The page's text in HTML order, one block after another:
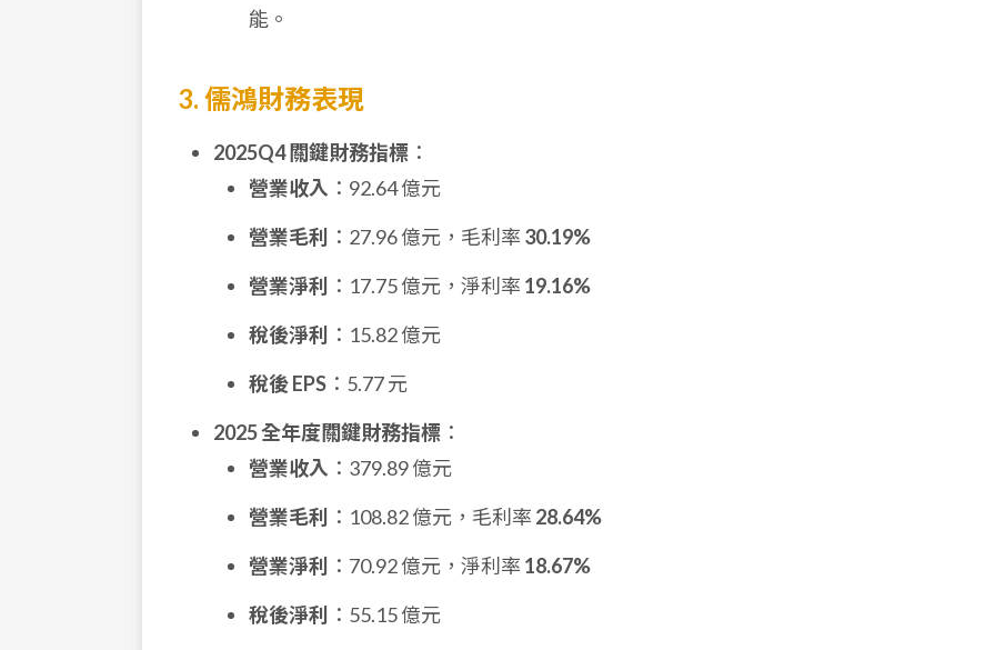
能。
3. 儒鴻財務表現
2025Q4 關鍵財務指標 ：
營業收入 ：92.64 億元
營業毛利
：27.96 億元，毛利率 30.19%
營業淨利
：17.75 億元，淨利率 19.16%
稅後淨利
：15.82 億元
稅後 EPS ：5.77 元
2025 全年度關鍵財務指標 ：
營業收入 ：379.89 億元
營業毛利
：108.82 億元，毛利率 28.64%
營業淨利
：70.92 億元，淨利率 18.67%
稅後淨利
：55.15 億元